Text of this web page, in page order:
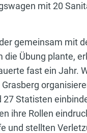
mit 20
gemeinsam mit
Übung plante,
fast ein Jahr.
Statisten
ihre Rollen
und stellten